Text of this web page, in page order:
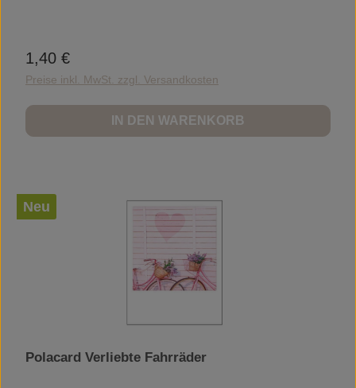
Regulärer Preis:
1,40 €
Preise inkl. MwSt. zzgl. Versandkosten
IN DEN WARENKORB
Neu
Polacard Verliebte Fahrräder